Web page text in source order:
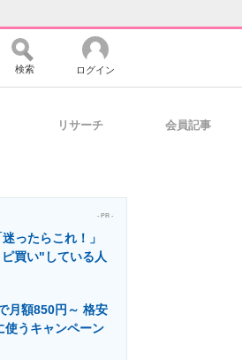
の今がよく分かる
検索 ログイン
リサーチ 会員記事
- PR -
ったらこれ！」
買い"している人
月額850円～ 格安
使うキャンペーン